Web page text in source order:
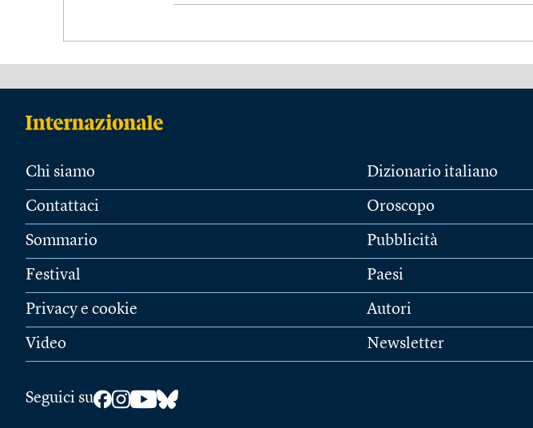
Chi siamo
Contattaci
Sommario
Festival
Privacy e cookie
Video
Dizionario italiano
Oroscopo
Pubblicità
Paesi
Autori
Newsletter
Seguici su